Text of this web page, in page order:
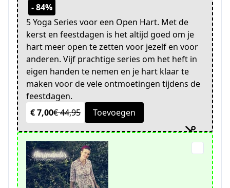
- 84%
5 Yoga Series voor een Open Hart. Met de
kerst en feestdagen is het altijd goed om je
hart meer open te zetten voor jezelf en voor
anderen. Vijf prachtige series om het heft in
eigen handen te nemen en je hart klaar te
maken voor de vele ontmoetingen tijdens de
feestdagen.
€ 7,00€ 44,95 Toevoegen